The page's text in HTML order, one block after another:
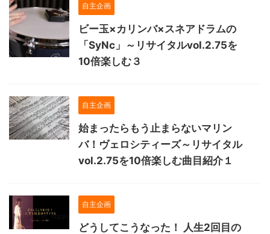
自主企画
ビー玉×カリンバ×スネアドラムの
「SyNc」～リサイタルvol.2.75を
10倍楽しむ３
自主企画
始まったらもう止まらないマリン
バ！ヴェロシティーズ～リサイタル
vol.2.75を10倍楽しむ曲目紹介１
自主企画
どうしてこうなった！ 人生2回目の